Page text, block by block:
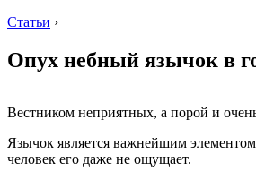
Статьи ›
Опух небный язычок в
Вестником неприятных, а порой и
Язычок является важнейшим
человек его даже не ощущает.